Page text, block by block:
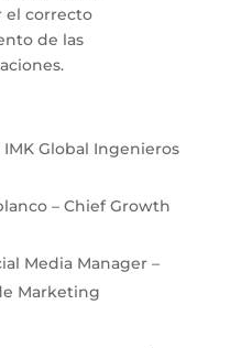
el correcto
de las
Global Ingenieros
– Chief Growth
Media Manager –
Marketing